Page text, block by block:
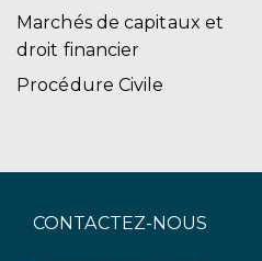
Marchés de capitaux et
droit financier
Procédure Civile
CONTACTEZ-NOUS